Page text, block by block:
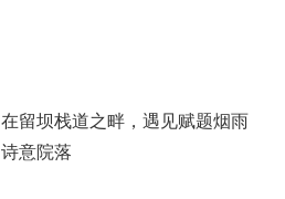
在留坝栈道之畔，遇见赋题烟雨
诗意院落